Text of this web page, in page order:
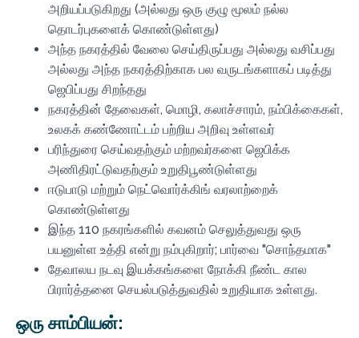
அறியப்படுகிறது (அல்லது ஒரு குழு மூலம் நல்ல
தொடர்புகளைக் கொண்டுள்ளது)
அந்த நகரத்தில் வேலை செய்திருப்பது அல்லது வசிப்பது
அல்லது அந்த நகரத்திற்காக பல வருடங்களாகப் படித்து
ஜெபிப்பது சிறந்தது
நகரத்தின் தேவைகள், மொழி, கலாச்சாரம், நம்பிக்கைகள்,
உலகக் கண்ணோட்டம் பற்றிய அறிவு உள்ளவர்
பரிந்துரை செய்வதற்கும் மற்றவர்களை ஜெபிக்க
அணிதிரட்டுவதற்கும் உறுதிபூண்டுள்ளது
ஈடுபாடு மற்றும் நெட்வொர்க்கிங் வரலாற்றைக்
கொண்டுள்ளது
இந்த 110 நகரங்களில் கவனம் செலுத்துவது ஒரு
பயனுள்ள உத்தி என்று நம்புகிறார்; பார்வை "சொந்தமாக"
தேவாலய நடவு இயக்கங்களை நோக்கி நீண்ட கால
பிரார்த்தனை செயல்படுத்துவதில் உறுதியாக உள்ளது.
ஒரு சாம்பியன்: